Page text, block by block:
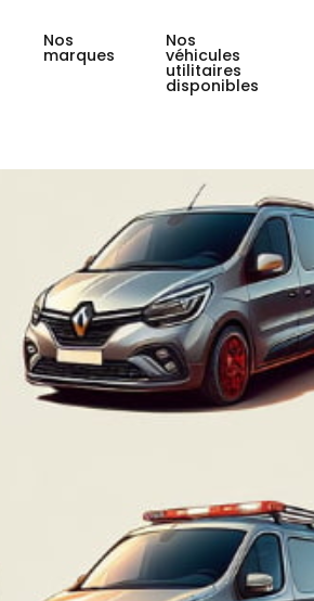
Nos
marques
Nos
véhicules
utilitaires
disponibles